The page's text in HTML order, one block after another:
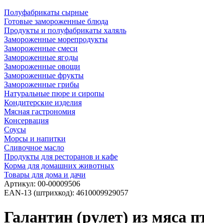
Полуфабрикаты сырные
Готовые замороженные блюда
Продукты и полуфабрикаты халяль
Замороженные морепродукты
Замороженные смеси
Замороженные ягоды
Замороженные овощи
Замороженные фрукты
Замороженные грибы
Натуральные пюре и сиропы
Кондитерские изделия
Мясная гастрономия
Консервация
Соусы
Морсы и напитки
Сливочное масло
Продукты для ресторанов и кафе
Корма для домашних животных
Товары для дома и дачи
Артикул: 00-00009506
EAN-13 (штрихкод): 4610009929057
Галантин (рулет) из мяса